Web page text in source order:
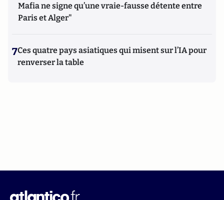
Mafia ne signe qu’une vraie-fausse détente entre
Paris et Alger"
7Ces quatre pays asiatiques qui misent sur l’IA pour
renverser la table